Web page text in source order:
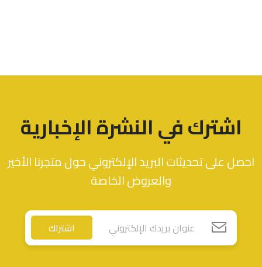
اشترك في النشرة الإخبارية
احصل على تحديثات البريد الإلكتروني حول متجرنا الأخير
والعروض الخاصة
اشتراك